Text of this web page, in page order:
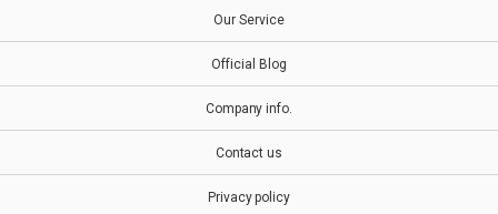
Our Service
Official Blog
Company info.
Contact us
Privacy policy